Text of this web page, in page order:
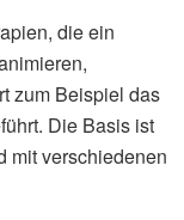
die ein
zum Beispiel das
Die Basis ist
mit verschiedenen